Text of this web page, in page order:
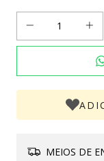
MEIOS DE